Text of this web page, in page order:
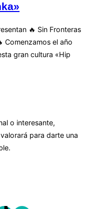
🔥 Sin Fronteras
Comenzamos el año
gran cultura «Hip
o interesante,
para darte una